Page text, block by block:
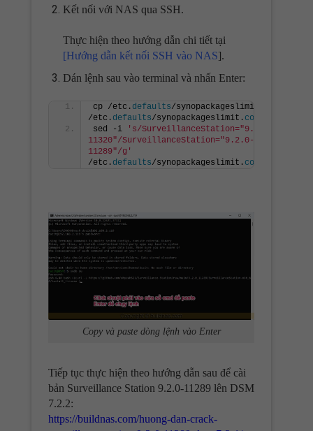
Kết nối với NAS qua SSH.
Thực hiện theo hướng dẫn chi tiết tại
[Hướng dẫn kết nối SSH vào NAS].
Dán lệnh sau vào terminal và nhấn Enter:
cp /etc. defaults/synopackageslimit.
/etc. defaults/synopackageslimit. conf
sed -i
's/SurveillanceStation="9.2.1-
11320"/SurveillanceStation="9.2.0-
11289"/g'
/etc. defaults/synopackageslimit. conf
Copy và paste dòng lệnh vào Enter
Tiếp tục thực hiện theo hướng dẫn sau để cài
bản Surveillance Station 9.2.0-11289 lên DSM
7.2.2:
https://buildnas.com/huong-dan-crack-